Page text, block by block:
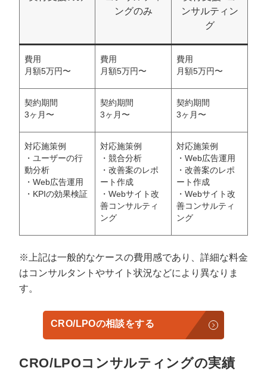
ングのみ
ンサルティン
グ
費用
月額5万円〜
費用
月額5万円〜
費用
月額5万円〜
契約期間
3ヶ月〜
契約期間
3ヶ月〜
契約期間
3ヶ月〜
対応施策例
・ユーザーの行
動分析
・Web広告運用
・KPIの効果検証
対応施策例
・競合分析
・改善案のレポ
ート作成
・Webサイト改
善コンサルティ
ング
対応施策例
・Web広告運用
・改善案のレポ
ート作成
・Webサイト改
善コンサルティ
ング
※上記は一般的なケースの費用感であり、詳細な料金
はコンサルタントやサイト状況などにより異なりま
す。
CRO/LPOの相談をする
CRO/LPOコンサルティングの実績